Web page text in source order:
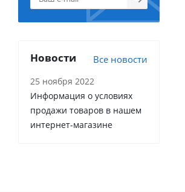
Новости Все новости
25 ноября 2022
Информация о условиях
продажи товаров в нашем
интернет-магазине